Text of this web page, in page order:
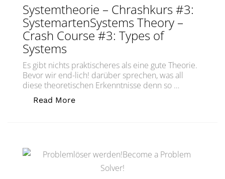
Systemtheorie – Chrashkurs #3:
SystemartenSystems Theory –
Crash Course #3: Types of
Systems
Es gibt nichts praktischeres als eine gute Theorie.
Bevor wir end-lich! darüber sprechen, was all
diese theoretischen Erkenntnisse denn so …
Read More„Systemtheorie – Chrashkurs #3: